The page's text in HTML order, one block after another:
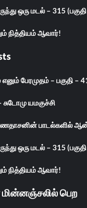
ஒரு மடல் – 315
நித்தியம் ஆவார்!
பேரமுதம் – பகுதி –
சுடோமு யமகுச்சி
பாடல்களில்
ஒரு மடல் – 315
நித்தியம் ஆவார்!
மின்னஞ்சலில் பெற